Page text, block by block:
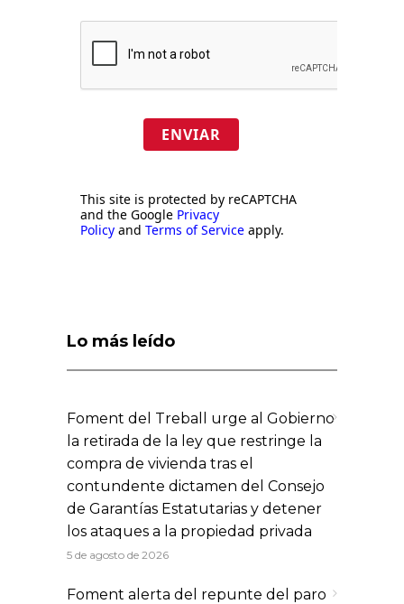
ENVIAR
This site is protected by reCAPTCHA
and the Google Privacy
Policy and Terms of Service apply.
Lo más leído
Foment del Treball urge al Gobierno
la retirada de la ley que restringe la
compra de vivienda tras el
contundente dictamen del Consejo
de Garantías Estatutarias y detener
los ataques a la propiedad privada
5 de agosto de 2026
Foment alerta del repunte del paro